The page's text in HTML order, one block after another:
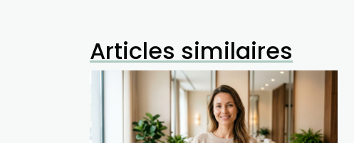
Articles similaires